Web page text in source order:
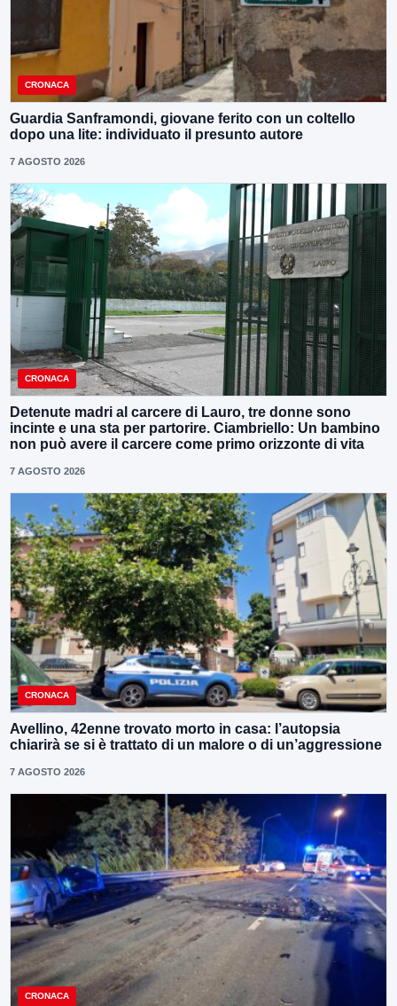
CRONACA
Guardia Sanframondi, giovane ferito con un coltello
dopo una lite: individuato il presunto autore
7 AGOSTO 2026
CRONACA
Detenute madri al carcere di Lauro, tre donne sono
incinte e una sta per partorire. Ciambriello: Un bambino
non può avere il carcere come primo orizzonte di vita
7 AGOSTO 2026
CRONACA
Avellino, 42enne trovato morto in casa: l’autopsia
chiarirà se si è trattato di un malore o di un’aggressione
7 AGOSTO 2026
CRONACA